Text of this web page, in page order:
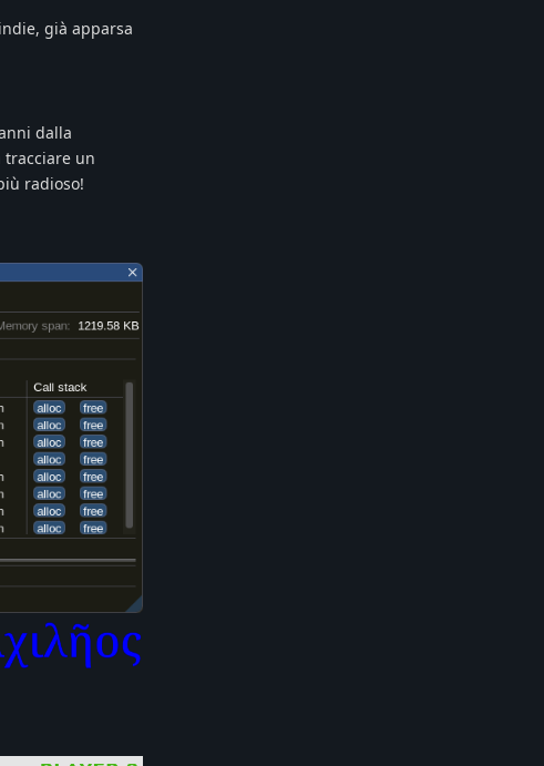
già apparsa
dalla
tracciare un
radioso!